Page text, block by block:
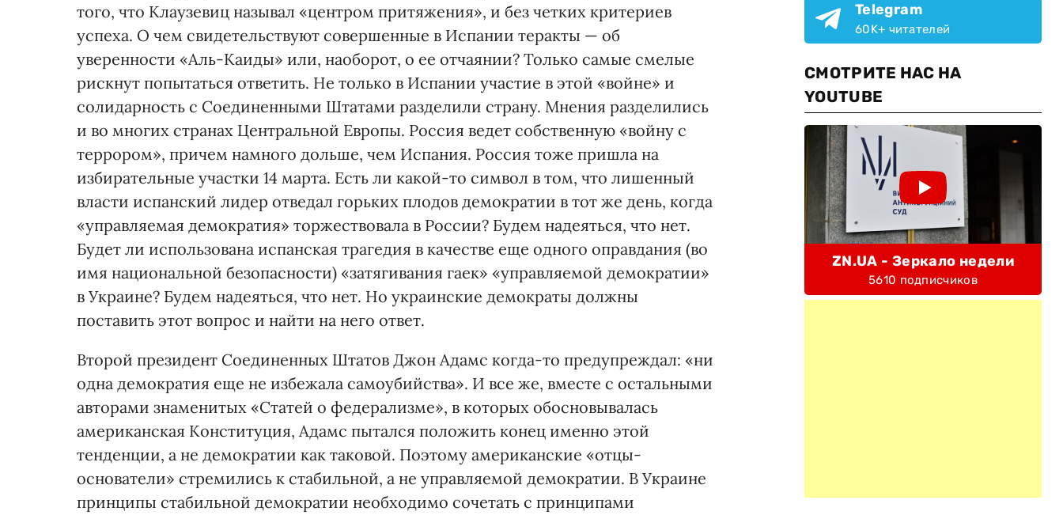
того, что Клаузевиц называл «центром притяжения», и без четких критериев
успеха. О чем свидетельствуют совершенные в Испании теракты — об
уверенности «Аль-Каиды» или, наоборот, о ее отчаянии? Только самые смелые
рискнут попытаться ответить. Не только в Испании участие в этой «войне» и
солидарность с Соединенными Штатами разделили страну. Мнения разделились
и во многих странах Центральной Европы. Россия ведет собственную «войну с
террором», причем намного дольше, чем Испания. Россия тоже пришла на
избирательные участки 14 марта. Есть ли какой-то символ в том, что лишенный
власти испанский лидер отведал горьких плодов демократии в тот же день, когда
«управляемая демократия» торжествовала в России? Будем надеяться, что нет.
Будет ли использована испанская трагедия в качестве еще одного оправдания (во
имя национальной безопасности) «затягивания гаек» «управляемой демократии»
в Украине? Будем надеяться, что нет. Но украинские демократы должны
поставить этот вопрос и найти на него ответ.
Второй президент Соединенных Штатов Джон Адамс когда-то предупреждал: «ни
одна демократия еще не избежала самоубийства». И все же, вместе с остальными
авторами знаменитых «Статей о федерализме», в которых обосновывалась
американская Конституция, Адамс пытался положить конец именно этой
тенденции, а не демократии как таковой. Поэтому американские «отцы-
основатели» стремились к стабильной, а не управляемой демократии. В Украине
принципы стабильной демократии необходимо сочетать с принципами
Telegram
60K+ читателей
СМОТРИТЕ НАС НА
YOUTUBE
ZN.UA - Зеркало недели
5610 подписчиков